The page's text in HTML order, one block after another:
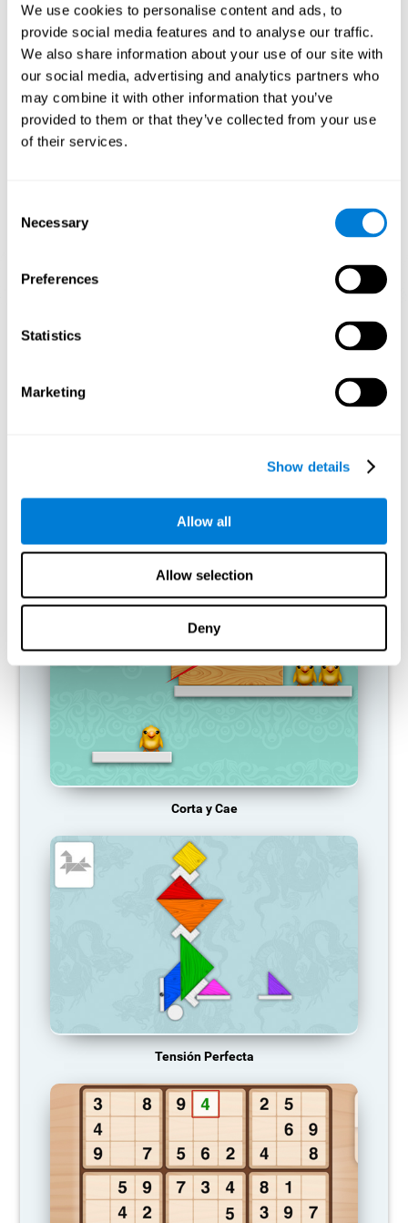
We use cookies to personalise content and ads, to
provide social media features and to analyse our traffic.
We also share information about your use of our site with
our social media, advertising and analytics partners who
may combine it with other information that you’ve
provided to them or that they’ve collected from your use
of their services.
Selection
Necessary
Preferences
Statistics
Marketing
Show details
Allow all
Allow selection
Deny
Estimular de manera consistente nuestras habilidades, puede
ayudar a crear nuevas sinapsis, y a que los circuitos neuronales
se reorganicen y mejoren las funciones cognitivas. En el juego
Pingüino Explorador se busca estimular capacidades
relacionadas con la planificación y percepción espacial.
1ª SEMANA 2ª SEMANA 3ª SEMANA
¿Qué pasa cuando no entreno mis
capacidades cognitivas?
habilidad cognitiva, el cerebro no aporta recursos para ese
débil. Si no entrenamos esa función cognitiva, nos hacemos
menos eficaces en las actividades de nuestro día a día.
Corta y Cae
Tensión Perfecta